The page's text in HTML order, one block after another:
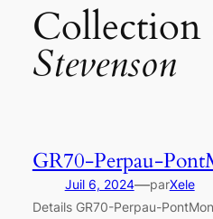
Collection
Stevenson
GR70-Perpau-
Juil 6, 2024—parXele
Details GR70-Perpau-